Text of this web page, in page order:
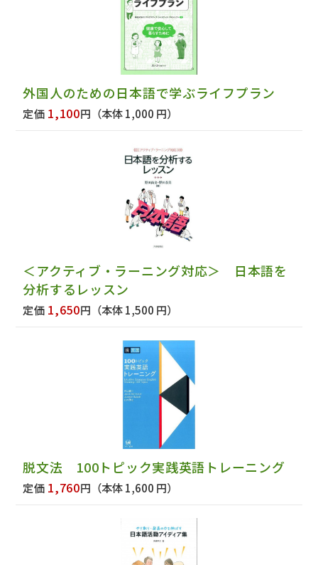
外国人のための日本語で学ぶライフプラン
定価 1,100円 （本体 1,000 円）
＜アクティブ・ラーニング対応＞ 日本語を
分析するレッスン
定価 1,650円 （本体 1,500 円）
脱文法 100トピック実践英語トレーニング
定価 1,760円 （本体 1,600 円）